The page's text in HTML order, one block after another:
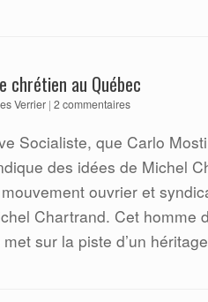
chrétien au Québec
Verrier |2 commentaires
Socialiste, que Carlo
des idées de Michel
ouvrier et
Chartrand. Cet homme
sur la piste d’un